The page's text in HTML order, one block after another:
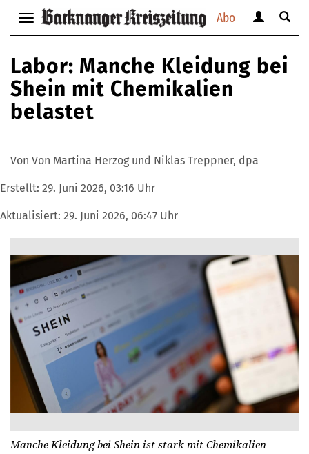
Abo
Navigation
anzeigen
verbergen
anzeigen
verbergen
Suche
Labor: Manche Kleidung bei
Shein mit Chemikalien
belastet
Von Von Martina Herzog und Niklas Treppner, dpa
Erstellt: 29. Juni 2026, 03:16 Uhr
Aktualisiert: 29. Juni 2026, 06:47 Uhr
Manche Kleidung bei Shein ist stark mit Chemikalien